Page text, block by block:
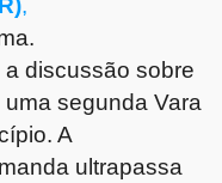
discussão sobre
segunda Vara
A
ultrapassa